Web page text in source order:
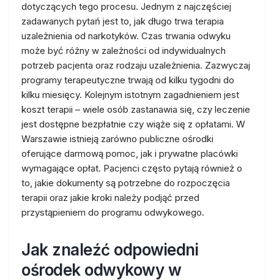
dotyczących tego procesu. Jednym z najczęściej
zadawanych pytań jest to, jak długo trwa terapia
uzależnienia od narkotyków. Czas trwania odwyku
może być różny w zależności od indywidualnych
potrzeb pacjenta oraz rodzaju uzależnienia. Zazwyczaj
programy terapeutyczne trwają od kilku tygodni do
kilku miesięcy. Kolejnym istotnym zagadnieniem jest
koszt terapii – wiele osób zastanawia się, czy leczenie
jest dostępne bezpłatnie czy wiąże się z opłatami. W
Warszawie istnieją zarówno publiczne ośrodki
oferujące darmową pomoc, jak i prywatne placówki
wymagające opłat. Pacjenci często pytają również o
to, jakie dokumenty są potrzebne do rozpoczęcia
terapii oraz jakie kroki należy podjąć przed
przystąpieniem do programu odwykowego.
Jak znaleźć odpowiedni
ośrodek odwykowy w